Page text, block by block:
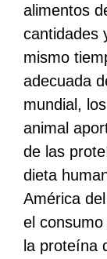
alimentos
cantidades
mismo
adecuada
mundial,
animal
de las
dieta
América
el
la proteína